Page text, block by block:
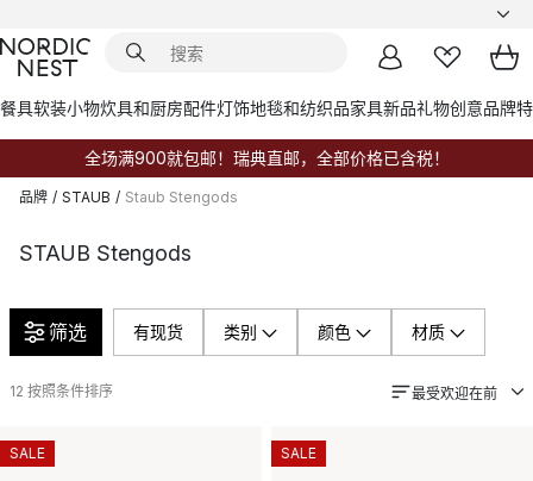
餐具软装小物炊具和厨房配件灯饰地毯和纺织品家具新品礼物创意品牌
全场满900就包邮！瑞典直邮，全部价格已含税！
品牌 / STAUB / Staub Stengods
STAUB Stengods
筛选 有现货 类别 颜色 材质
12 按照条件排序 最受欢迎在前
SALE SALE